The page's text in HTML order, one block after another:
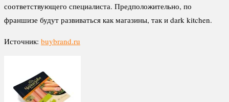
соответствующего специалиста. Предположительно, по
франшизе будут развиваться как магазины, так и dark kitchen.
Источник: buybrand.ru